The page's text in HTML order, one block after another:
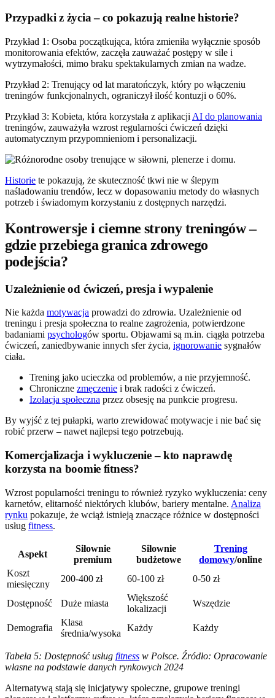
Przypadki z życia – co pokazują realne historie?
Przykład 1: Osoba początkująca, która zmieniła wyłącznie sposób
monitorowania efektów, zaczęła zauważać postępy w sile i
wytrzymałości, mimo braku spektakularnych zmian na wadze.
Przykład 2: Trenujący od lat maratończyk, który po włączeniu
treningów funkcjonalnych, ograniczył ilość kontuzji o 60%.
Przykład 3: Kobieta, która korzystała z aplikacji AI do planowania
treningów, zauważyła wzrost regularności ćwiczeń dzięki
automatycznym przypomnieniom i personalizacji.
Historie te pokazują, że skuteczność tkwi nie w ślepym
naśladowaniu trendów, lecz w dopasowaniu metody do własnych
potrzeb i świadomym korzystaniu z dostępnych narzędzi.
Kontrowersje i ciemne strony treningów –
gdzie przebiega granica zdrowego
podejścia?
Uzależnienie od ćwiczeń, presja i wypalenie
Nie każda motywacja prowadzi do zdrowia. Uzależnienie od
treningu i presja społeczna to realne zagrożenia, potwierdzone
badaniami psychologów sportu. Objawami są m.in. ciągła potrzeba
ćwiczeń, zaniedbywanie innych sfer życia, ignorowanie sygnałów
ciała.
Trening jako ucieczka od problemów, a nie przyjemność.
Chroniczne zmęczenie i brak radości z ćwiczeń.
Izolacja społeczna przez obsesję na punkcie progresu.
By wyjść z tej pułapki, warto zrewidować motywacje i nie bać się
robić przerw – nawet najlepsi tego potrzebują.
Komercjalizacja i wykluczenie – kto naprawdę
korzysta na boomie fitness?
Wzrost popularności treningu to również ryzyko wykluczenia: ceny
karnetów, elitarność niektórych klubów, bariery mentalne. Analiza
rynku pokazuje, że wciąż istnieją znaczące różnice w dostępności
usług fitness.
Aspekt
Siłownie
premium
Siłownie
budżetowe
Trening
domowy/online
Koszt
miesięczny
200-400 zł 60-100 zł 0-50 zł
Dostępność Duże miasta
Większość
lokalizacji
Wszędzie
Demografia
Klasa
średnia/wysoka
Każdy Każdy
Tabela 5: Dostępność usług fitness w Polsce. Źródło: Opracowanie
własne na podstawie danych rynkowych 2024
Alternatywą stają się inicjatywy społeczne, grupowe treningi